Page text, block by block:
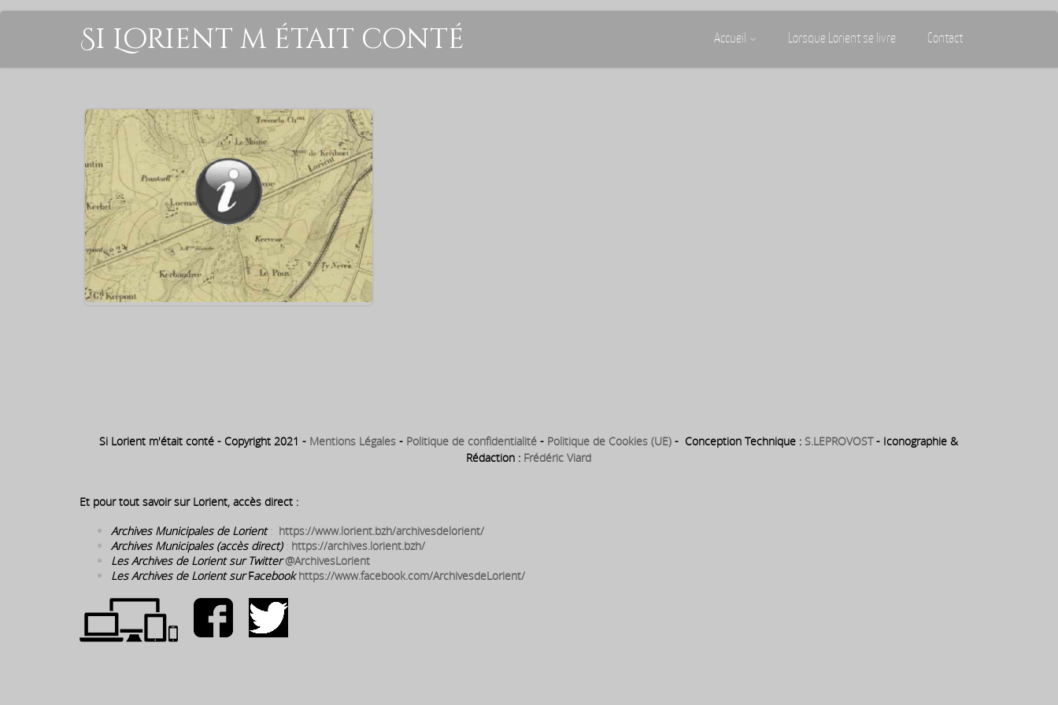
Si Lorient m était conté Accueil Lorsque Lorient se livre Contact
Si Lorient m'était conté - Copyright 2021 - Mentions Légales - Politique de confidentialité - Politique de Cookies (UE) - Conception Technique :S.LEPROVOST- Iconographie &
Rédaction : Frédéric Viard
Et pour tout savoir sur Lorient, accès direct :
Archives Municipales de Lorient
https://www.lorient.bzh/archivesdelorient/
Archives Municipales (accès direct): https://archives.lorient.bzh/
Les Archives de Lorient sur Twitter @ArchivesLorient
Les Archives de Lorient sur Facebook https://www.facebook.com/ArchivesdeLorient/